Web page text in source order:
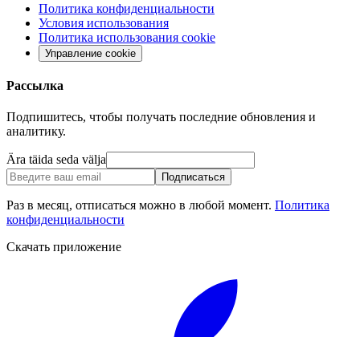
Политика конфиденциальности
Условия использования
Политика использования cookie
Управление cookie
Рассылка
Подпишитесь, чтобы получать последние обновления и
аналитику.
Ära täida seda välja
Подписаться
Раз в месяц, отписаться можно в любой момент. Политика
конфиденциальности
Скачать приложение